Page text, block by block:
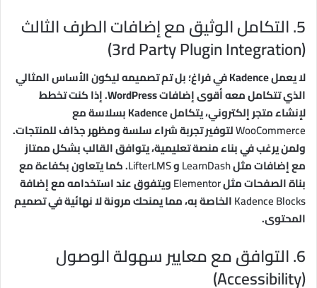
5. التكامل الوثيق مع إضافات الطرف الثالث
(3rd Party Plugin Integration)
لا يعمل Kadence في فراغ؛ بل تم تصميمه ليكون الأساس المثالي
الذي تتكامل معه أقوى إضافات WordPress. إذا كنت تخطط
لإنشاء متجر إلكتروني، يتكامل Kadence بسلاسة مع
WooCommerceلتوفير تجربة شراء سلسة ومظهر جذاف للمنتجات.
ولمن يرغب في بناء منصة تعليمية، يتوافق القالب بشكل ممتاز
مع إضافات مثلLearnDashوLifterLMS. كما يتعاون بكفاءة مع
بناة الصفحات مثلElementorويتفوق عند استخدامه مع إضافة
Kadence Blocksالخاصة به، مما يمنحك مرونة لا نهائية في تصميم
المحتوى.
6. التوافق مع معايير سهولة الوصول
(Accessibility)